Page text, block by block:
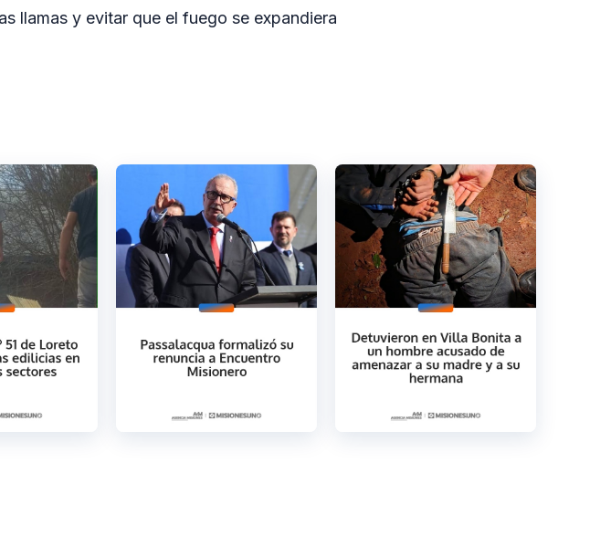
llamas y evitar que el fuego se expandiera